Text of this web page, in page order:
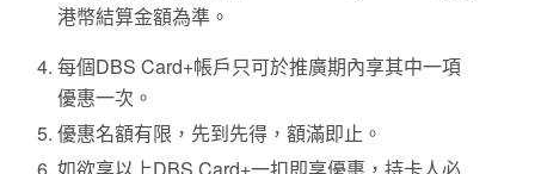
港幣結算金額為準。
每個DBS Card+帳戶只可於推廣期內享其中一項
優惠一次。
優惠名額有限，先到先得，額滿即止。